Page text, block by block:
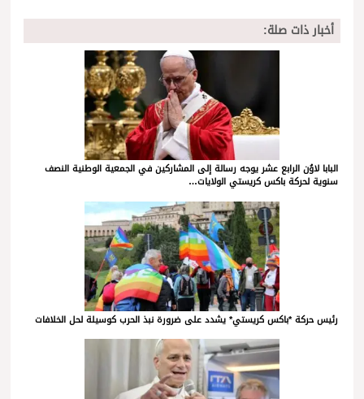
أخبار ذات صلة:
البابا لاوُن الرابع عشر يوجه رسالة إلى المشاركين في الجمعية الوطنية النصف
سنوية لحركة باكس كريستي الولايات…
رئيس حركة *باكس كريستي* يشدد على ضرورة نبذ الحرب كوسيلة لحل الخلافات